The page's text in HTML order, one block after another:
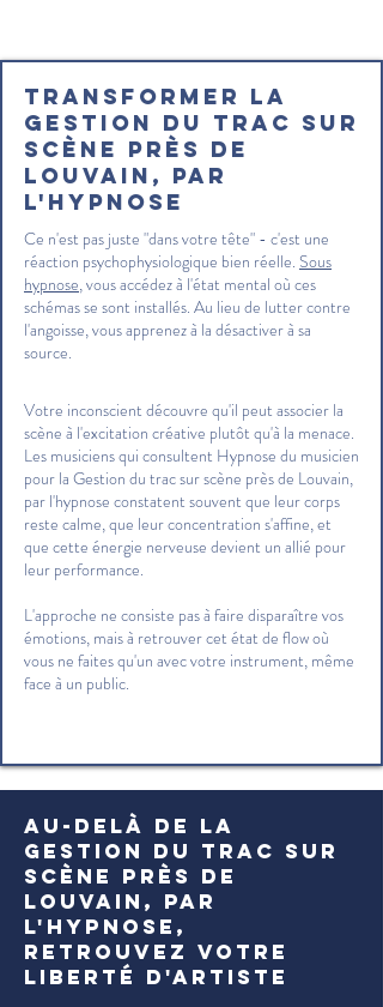
Transformer la
Gestion du trac sur
scène près de
Louvain, par
l'hypnose
Ce n'est pas juste "dans votre tête" - c'est une
réaction psychophysiologique bien réelle. Sous
hypnose, vous accédez à l'état mental où ces
schémas se sont installés. Au lieu de lutter contre
l'angoisse, vous apprenez à la désactiver à sa
source.
Votre inconscient découvre qu'il peut associer la
scène à l'excitation créative plutôt qu'à la menace.
Les musiciens qui consultent Hypnose du musicien
pour la Gestion du trac sur scène près de Louvain,
par l'hypnose constatent souvent que leur corps
reste calme, que leur concentration s'affine, et
que cette énergie nerveuse devient un allié pour
leur performance.
L'approche ne consiste pas à faire disparaître vos
émotions, mais à retrouver cet état de flow où
vous ne faites qu'un avec votre instrument, même
face à un public.
Au-delà de la
Gestion du trac sur
scène près de
Louvain, par
l'hypnose,
retrouvez votre
liberté d'artiste